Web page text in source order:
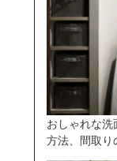
おしゃれな
方法、間取り